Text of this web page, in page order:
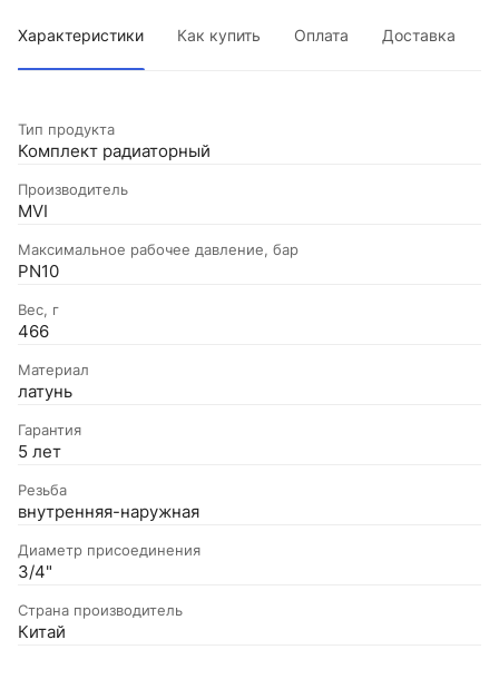
Характеристики Как купить Оплата Доставка
Тип продукта
Комплект радиаторный
Производитель
MVI
Максимальное рабочее давление, бар
PN10
Вес, г
466
Материал
латунь
Гарантия
5 лет
Резьба
внутренняя-наружная
Диаметр присоединения
3/4"
Страна производитель
Китай